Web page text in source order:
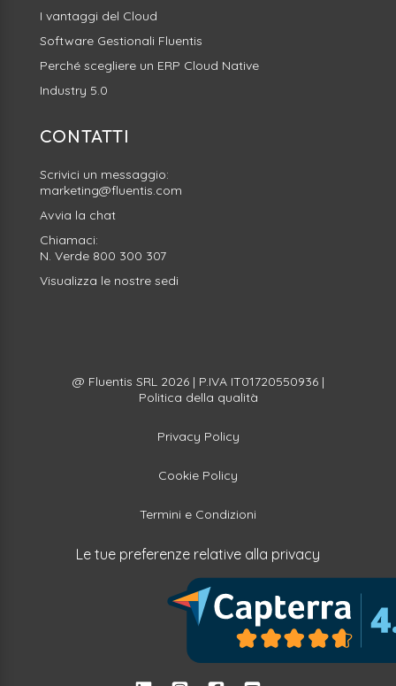
I vantaggi del Cloud
Software Gestionali Fluentis
Perché scegliere un ERP Cloud Native
Industry 5.0
CONTATTI
Scrivici un messaggio:
marketing@fluentis.com
Avvia la chat
Chiamaci:
N. Verde 800 300 307
Visualizza le nostre sedi
@ Fluentis SRL 2026 | P.IVA IT01720550936 |
Politica della qualità
Privacy Policy
Cookie Policy
Termini e Condizioni
Le tue preferenze relative alla privacy